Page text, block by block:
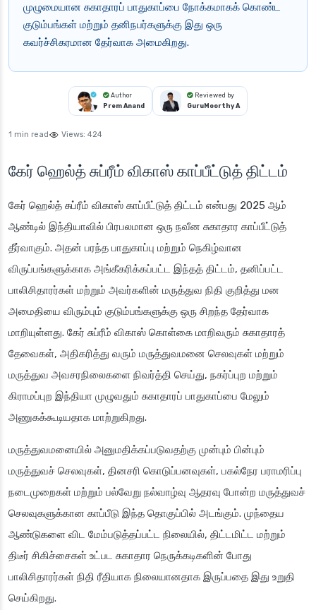
முழுமையான சுகாதாரப் பாதுகாப்பை நோக்கமாகக் கொண்ட
குடும்பங்கள் மற்றும் தனிநபர்களுக்கு இது ஒரு
கவர்ச்சிகரமான தேர்வாக அமைகிறது.
Author
Prem Anand
Reviewed by
GuruMoorthy A
1 min read Views: 424
கேர் ஹெல்த் சுப்ரீம் விகாஸ் காப்பீட்டுத் திட்டம்
கேர் ஹெல்த் சுப்ரீம் விகாஸ் காப்பீட்டுத் திட்டம் என்பது 2025 ஆம்
ஆண்டில் இந்தியாவில் பிரபலமான ஒரு நவீன சுகாதார காப்பீட்டுத்
தீர்வாகும். அதன் பரந்த பாதுகாப்பு மற்றும் நெகிழ்வான
விருப்பங்களுக்காக அங்கீகரிக்கப்பட்ட இந்தத் திட்டம், தனிப்பட்ட
பாலிசிதாரர்கள் மற்றும் அவர்களின் மருத்துவ நிதி குறித்து மன
அமைதியை விரும்பும் குடும்பங்களுக்கு ஒரு சிறந்த தேர்வாக
மாறியுள்ளது. கேர் சுப்ரீம் விகாஸ் கொள்கை மாறிவரும் சுகாதாரத்
தேவைகள், அதிகரித்து வரும் மருத்துவமனை செலவுகள் மற்றும்
மருத்துவ அவசரநிலைகளை நிவர்த்தி செய்து, நகர்ப்புற மற்றும்
கிராமப்புற இந்தியா முழுவதும் சுகாதாரப் பாதுகாப்பை மேலும்
அணுகக்கூடியதாக மாற்றுகிறது.
மருத்துவமனையில் அனுமதிக்கப்படுவதற்கு முன்பும் பின்பும்
மருத்துவச் செலவுகள், தினசரி கொடுப்பனவுகள், பகல்நேர பராமரிப்பு
நடைமுறைகள் மற்றும் பல்வேறு நல்வாழ்வு ஆதரவு போன்ற மருத்துவச்
செலவுகளுக்கான காப்பீடு இந்த தொகுப்பில் அடங்கும். முந்தைய
ஆண்டுகளை விட மேம்படுத்தப்பட்ட நிலையில், திட்டமிட்ட மற்றும்
திடீர் சிகிச்சைகள் உட்பட சுகாதார நெருக்கடிகளின் போது
பாலிசிதாரர்கள் நிதி ரீதியாக நிலையானதாக இருப்பதை இது உறுதி
செய்கிறது.